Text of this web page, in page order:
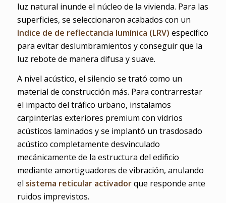
luz natural inunde el núcleo de la vivienda. Para las
superficies, se seleccionaron acabados con un
índice de de reflectancia lumínica (LRV) específico
para evitar deslumbramientos y conseguir que la
luz rebote de manera difusa y suave.
A nivel acústico, el silencio se trató como un
material de construcción más. Para contrarrestar
el impacto del tráfico urbano, instalamos
carpinterías exteriores premium con vidrios
acústicos laminados y se implantó un trasdosado
acústico completamente desvinculado
mecánicamente de la estructura del edificio
mediante amortiguadores de vibración, anulando
el sistema reticular activadorque responde ante
ruidos imprevistos.